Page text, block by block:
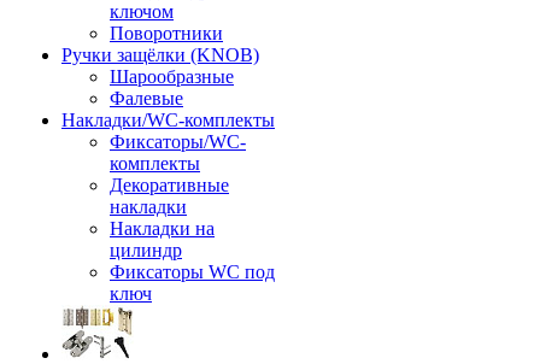
ключом
Поворотники
Ручки защёлки (KNOB)
Шарообразные
Фалевые
Накладки/WC-комплекты
Фиксаторы/WC-
комплекты
Декоративные
накладки
Накладки на
цилиндр
Фиксаторы WC под
ключ